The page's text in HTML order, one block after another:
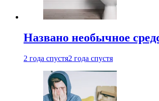
Названо необычное
2 года спустя2 года спустя